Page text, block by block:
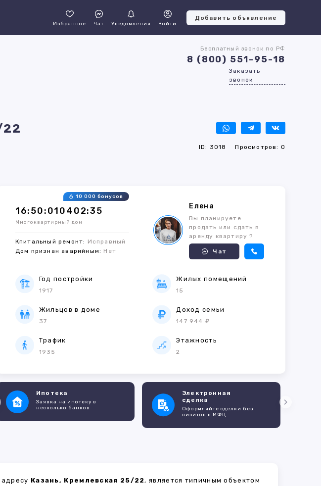
Избранное Чат Уведомления Войти
Добавить объявление
Бесплатный звонок по РФ
8 (800) 551-95-18
Заказать
звонок
ID: 3018 Просмотров: 0
16:50:010402:35
10 000 бонусов
Многоквартирный дом
Кпитальный ремонт: Исправный
Дом признан аварийным: Нет
Елена
Вы планируете
продать или сдать в
аренду квартиру ?
Чат
Год постройки
1917
Жилых помещений
15
Жильцов в доме
37
Доход семьи
147 944 ₽
Трафик
1935
Этажность
2
Ипотека
Заявка на ипотеку в
несколько банков
Электронная
сделка
Оформляйте сделки без
визитов в МФЦ
Казань, Кремлевская 25/22, является типичным объектом